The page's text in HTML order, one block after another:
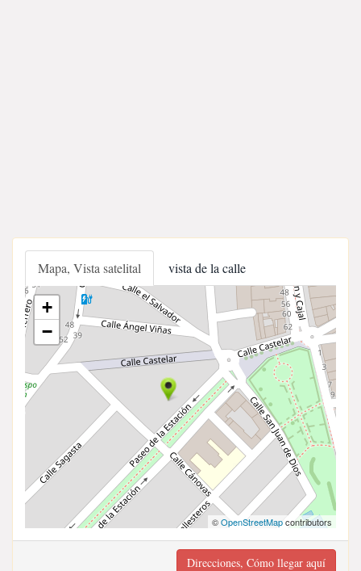
Mapa, Vista satelital vista de la calle
+
−
©OpenStreetMapcontributors
Direcciones, Cómo llegar aquí